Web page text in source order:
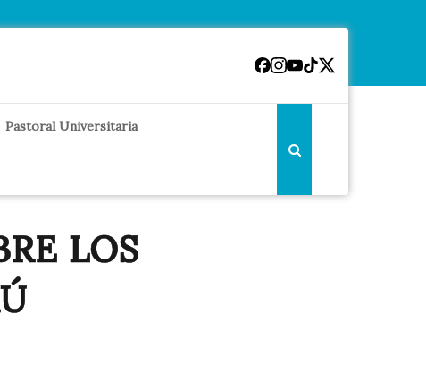
Pastoral Universitaria
LOS